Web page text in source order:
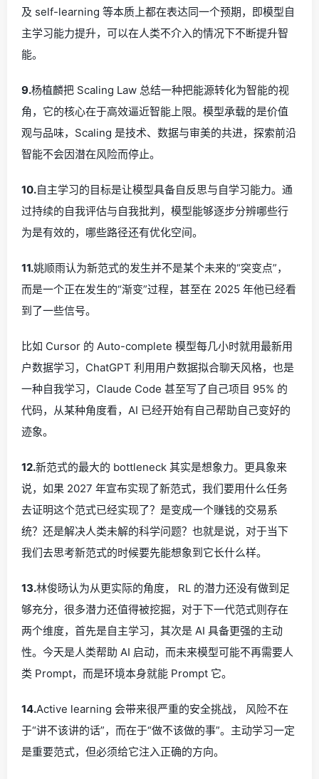
及 self-learning 等本质上都在表达同一个预期，即模型自
主学习能力提升，可以在人类不介入的情况下不断提升智
能。
9.杨植麟把 Scaling Law 总结一种把能源转化为智能的视
角，它的核心在于高效逼近智能上限。模型承载的是价值
观与品味，Scaling 是技术、数据与审美的共进，探索前沿
智能不会因潜在风险而停止。
10.自主学习的目标是让模型具备自反思与自学习能力。通
过持续的自我评估与自我批判，模型能够逐步分辨哪些行
为是有效的，哪些路径还有优化空间。
11.姚顺雨认为新范式的发生并不是某个未来的“突变点”，
而是一个正在发生的“渐变”过程，甚至在 2025 年他已经看
到了一些信号。
比如 Cursor 的 Auto-complete 模型每几小时就用最新用
户数据学习，ChatGPT 利用用户数据拟合聊天风格，也是
一种自我学习，Claude Code 甚至写了自己项目 95% 的
代码，从某种角度看，AI 已经开始有自己帮助自己变好的
迹象。
12.新范式的最大的 bottleneck 其实是想象力。更具象来
说，如果 2027 年宣布实现了新范式，我们要用什么任务
去证明这个范式已经实现了？是变成一个赚钱的交易系
统？还是解决人类未解的科学问题？也就是说，对于当下
我们去思考新范式的时候要先能想象到它长什么样。
13.林俊旸认为从更实际的角度， RL 的潜力还没有做到足
够充分，很多潜力还值得被挖掘，对于下一代范式则存在
两个维度，首先是自主学习，其次是 AI 具备更强的主动
性。今天是人类帮助 AI 启动，而未来模型可能不再需要人
类 Prompt，而是环境本身就能 Prompt 它。
14.Active learning 会带来很严重的安全挑战， 风险不在
于“讲不该讲的话”，而在于“做不该做的事”。主动学习一定
是重要范式，但必须给它注入正确的方向。